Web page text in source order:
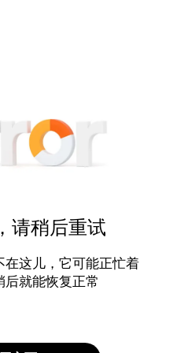
请稍后重试
在这儿，它可能正忙着
后就能恢复正常